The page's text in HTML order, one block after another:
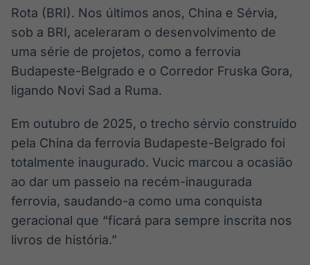
Rota (BRI). Nos últimos anos, China e Sérvia,
sob a BRI, aceleraram o desenvolvimento de
uma série de projetos, como a ferrovia
Budapeste-Belgrado e o Corredor Fruska Gora,
ligando Novi Sad a Ruma.
Em outubro de 2025, o trecho sérvio construído
pela China da ferrovia Budapeste-Belgrado foi
totalmente inaugurado. Vucic marcou a ocasião
ao dar um passeio na recém-inaugurada
ferrovia, saudando-a como uma conquista
geracional que “ficará para sempre inscrita nos
livros de história.”